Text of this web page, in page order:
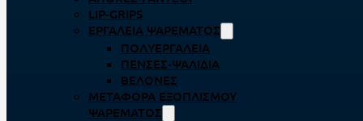
LIP-GRIPS
EΡΓΑΛΕΊΑ ΨΑΡΈΜΑΤΟΣ
ΠΟΛΥΕΡΓΑΛΕΊΑ
ΠΈΝΣΕΣ-ΨΑΛΊΔΙΑ
ΒΕΛΌΝΕΣ
ΜΕΤΑΦΟΡΆ ΕΞΟΠΛΙΣΜΟΎ
ΨΑΡΈΜΑΤΟΣ